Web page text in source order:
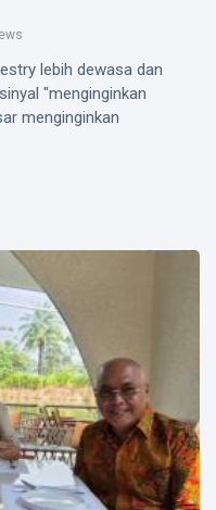
lebih dewasa dan
"menginginkan
menginginkan